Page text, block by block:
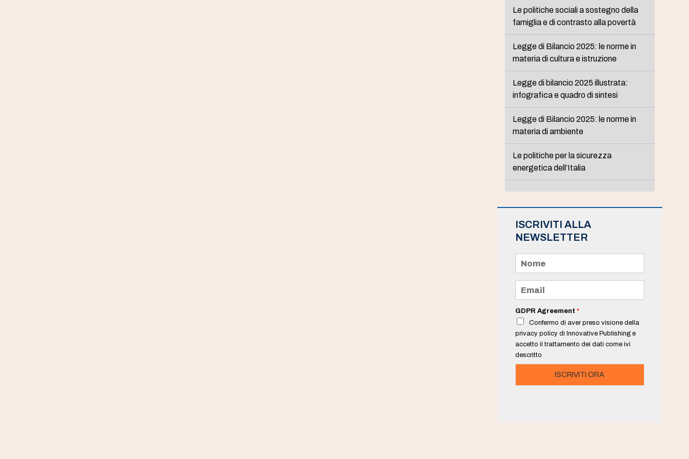
Le politiche sociali a sostegno della
famiglia e di contrasto alla povertà
Legge di Bilancio 2025: le norme in
materia di cultura e istruzione
Legge di bilancio 2025 illustrata:
infografica e quadro di sintesi
Legge di Bilancio 2025: le norme in
materia di ambiente
Le politiche per la sicurezza
energetica dell’Italia
ISCRIVITI ALLA
NEWSLETTER
m
e
a
i
*
GDPR Agreement *
Confermo di aver preso visione della
privacy policy di Innovative Publishing e
accetto il trattamento dei dati come ivi
descritto
ISCRIVITI ORA